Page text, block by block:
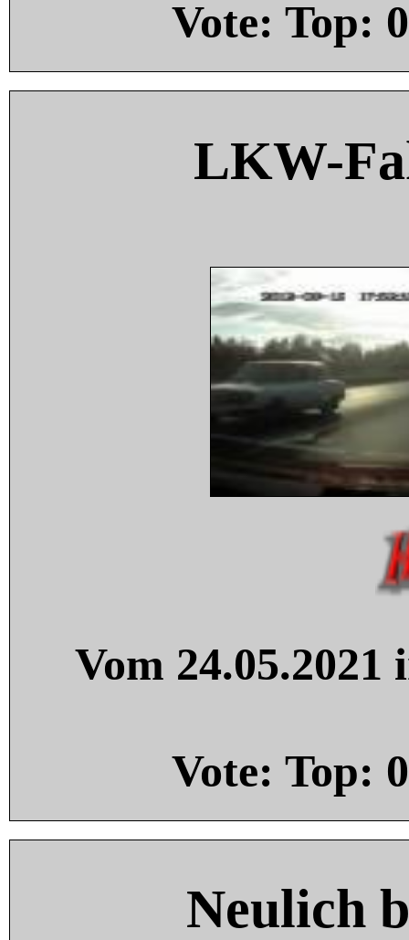
Vote: Top: 0
LKW-
Vom
Vote: Top: 0
Neulich